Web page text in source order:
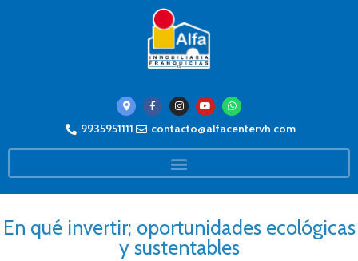
9935951111 contacto@alfacentervh.com
En qué invertir; oportunidades ecológicas
y sustentables